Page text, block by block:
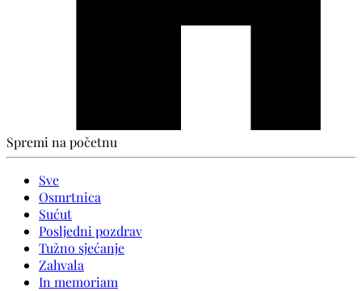
Spremi na početnu
Sve
Osmrtnica
Sućut
Posljedni pozdrav
Tužno sjećanje
Zahvala
In memoriam